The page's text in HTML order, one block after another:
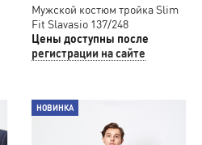
Мужской костюм тройка Slim
Fit Slavasio 137/248
Цены доступны после
регистрации на сайте
НОВИНКА